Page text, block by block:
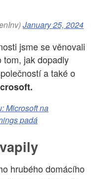
January 25, 2024
jsme se věnovali
tom, jak dopadly
a také o
Microsoft na
padá
hrubého domácího